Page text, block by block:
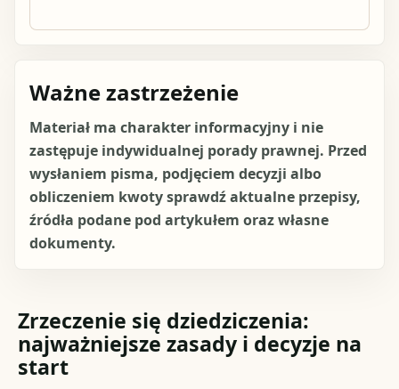
Ważne zastrzeżenie
Materiał ma charakter informacyjny i nie
zastępuje indywidualnej porady prawnej. Przed
wysłaniem pisma, podjęciem decyzji albo
obliczeniem kwoty sprawdź aktualne przepisy,
źródła podane pod artykułem oraz własne
dokumenty.
Zrzeczenie się dziedziczenia:
najważniejsze zasady i decyzje na
start